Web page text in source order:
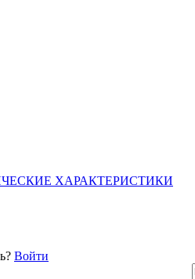
ХАРАКТЕРИСТИКИ
Войти